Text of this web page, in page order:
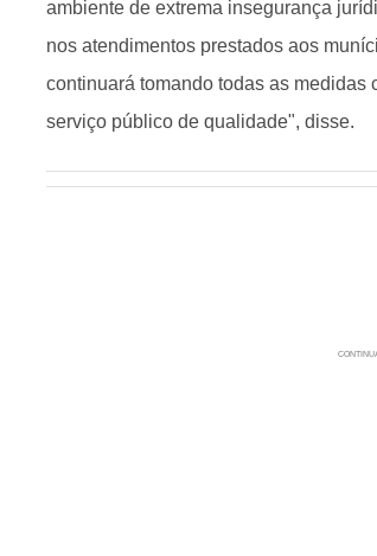
ambiente de extrema insegurança
nos atendimentos prestados aos
continuará tomando todas as
serviço público de qualidade", disse.